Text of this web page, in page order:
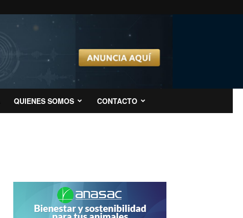
QUIENES SOMOS CONTACTO